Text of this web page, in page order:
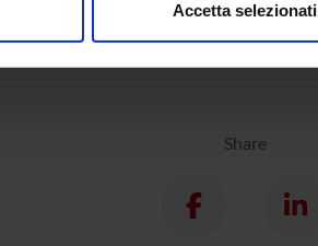
Accetta selezionati
Share